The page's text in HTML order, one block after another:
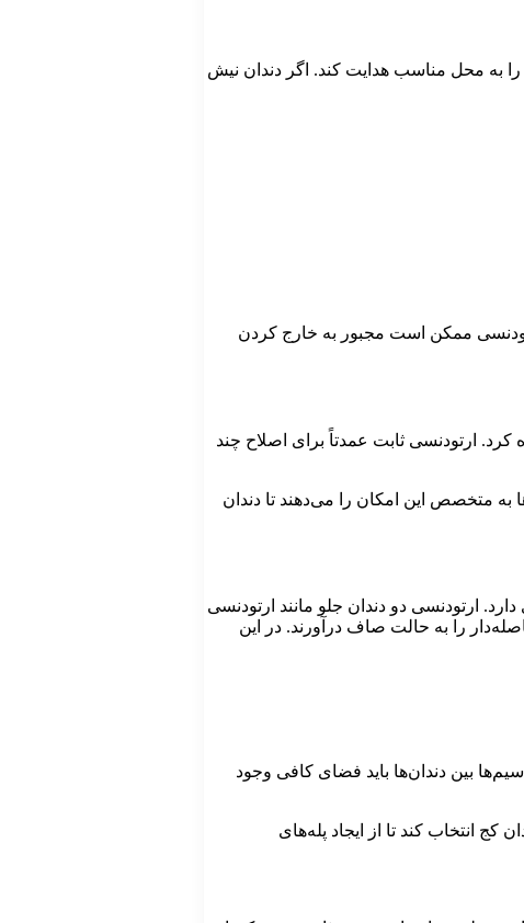
به محل مناسب هدایت کند. اگر دندان نیش
ممکن است مجبور به خارج کردن
کرد. ارتودنسی ثابت عمدتاً برای اصلاح چند
متخصص این امکان را می‌دهند تا دندان
ارتودنسی دو دندان جلو مانند ارتودنسی
را به حالت صاف درآورند. در این
بین دندان‌ها باید فضای کافی وجود
انتخاب کند تا از ایجاد پله‌های